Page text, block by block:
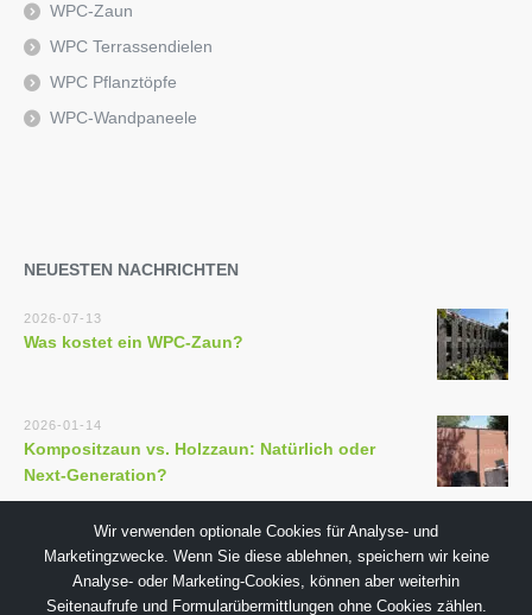
WPC-Zaun
WPC Terrassendielen
WPC Pflanztöpfe
WPC-Wandpaneele
NEUESTEN NACHRICHTEN
2026-07-13
Was kostet ein WPC-Zaun?
2026-01-14
Kompositzaun vs. Holzzaun: Natürlich oder
Next-Generation?
Wir verwenden optionale Cookies für Analyse- und
Marketingzwecke. Wenn Sie diese ablehnen, speichern wir keine
Analyse- oder Marketing-Cookies, können aber weiterhin
Seitenaufrufe und Formularübermittlungen ohne Cookies zählen.